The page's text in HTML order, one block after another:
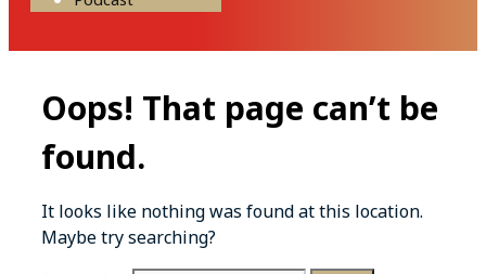
Oops! That page can’t be
found.
It looks like nothing was found at this location.
Maybe try searching?